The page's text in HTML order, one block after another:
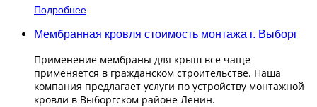
Подробнее
Мембранная кровля стоимость монтажа г. Выборг
Применение мембраны для крыш все чаще
применяется в гражданском строительстве. Наша
компания предлагает услуги по устройству монтажной
кровли в Выборгском районе Ленин.